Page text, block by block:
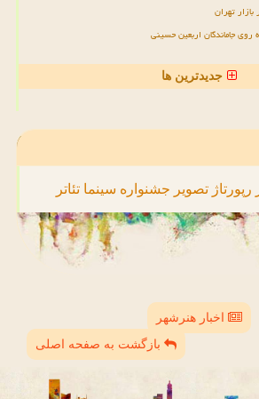
تهران
روی جاماندگان اربعین حسینی
جدیدترین ها
رپورتاژ تصویر جشنواره سینما تئاتر
اخبار هنرشهر
بازگشت به صفحه اصلی